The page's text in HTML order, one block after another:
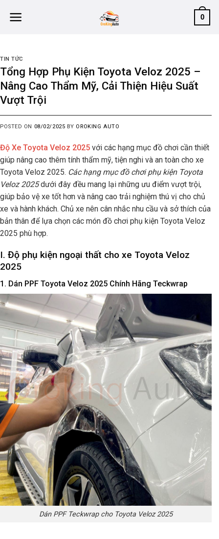
0
TIN TỨC
Tổng Hợp Phụ Kiện Toyota Veloz 2025 –
Nâng Cao Thẩm Mỹ, Cải Thiện Hiệu Suất
Vượt Trội
POSTED ON 08/02/2025 BY OROKING AUTO
Độ Xe Toyota Veloz 2025 với các hạng mục đồ chơi cần thiết
giúp nâng cao thêm tính thẩm mỹ, tiện nghi và an toàn cho xe
Toyota Veloz 2025. Các hạng mục đồ chơi phụ kiện Toyota
Veloz 2025 dưới đây đều mang lại những ưu điểm vượt trội,
giúp bảo vệ xe tốt hơn và nâng cao trải nghiệm thú vị cho chủ
xe và hành khách. Chủ xe nên cân nhắc nhu cầu và sở thích của
bản thân để lựa chọn các món đồ chơi phụ kiện Toyota Veloz
2025 phù hợp.
I. Độ phụ kiện ngoại thất cho xe Toyota Veloz
2025
1. Dán PPF Toyota Veloz 2025 Chính Hãng Teckwrap
Dán PPF Teckwrap cho Toyota Veloz 2025